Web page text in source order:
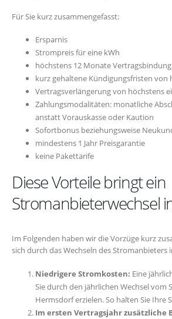
Für Sie kurz zusammengefasst:
Ersparnis
Strompreis für eine kWh
höchstens 12 Monate Vertragsbindung
kurz gehaltene Kündigungsfristen von
Vertragsverlängerung von höchstens
Zahlungsmodalitäten: monatliche
anstatt Vorauskasse oder Kaution
Sofortbonus beziehungsweise
mindestens 1 Jahr Preisgarantie
keine Pakettarife
Diese Vorteile bringt ein
Stromanbieterwechsel
Im Folgenden haben wir die Vorzüge kurz
sich durch das Wechseln des Stromanbieters
Niedrigere Stromkosten: Eine
Sie durch den jährlichen Wechsel vom
Hermsdorf erzielen. So halten Sie Ihre
Im ersten Vertragsjahr zusätzliche